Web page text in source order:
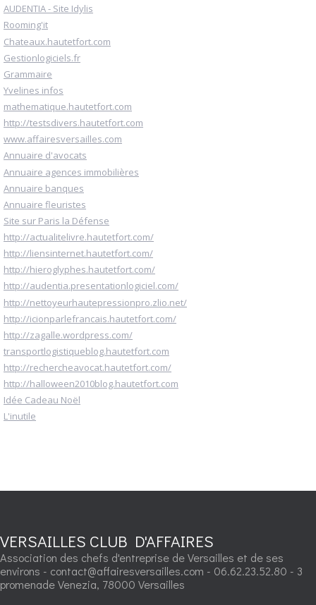
AUDENTIA - Site Idylis
Rooming'it
Chateaux.hautetfort.com
Gestionlogiciels.fr
Grammaire
Yvelines infos
mathematique.hautetfort.com
http://testsdivers.hautetfort.com
www.affairesversailles.com
Annuaire d'avocats
Annuaire agences immobilières
Annuaire banques
Annuaire fleuristes
Site sur Paris la Défense
http://actualitelivre.hautetfort.com/
http://liensinternet.hautetfort.com/
http://hieroglyphes.hautetfort.com/
http://audentia.presentationlogiciel.com/
http://nettoyeurhautepressionpro.zlio.net/
http://icionparlefrancais.hautetfort.com/
http://zagalle.wordpress.com/
transportlogistiqueblog.hautetfort.com
http://rechercheavocat.hautetfort.com/
http://halloween2010blog.hautetfort.com
Idée Cadeau Noël
L'inutile
VERSAILLES CLUB D'AFFAIRES
Association des chefs d'entreprise de Versailles et de ses
environs - contact@affairesversailles.com - 06.62.23.52.80 - 3
promenade Venezia, 78000 Versailles